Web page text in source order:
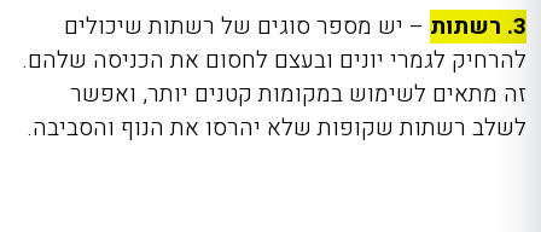
3. רשתות
– יש מספר סוגים של רשתות שיכולים
להרחיק לגמרי יונים ובעצם לחסום את הכניסה שלהם.
זה מתאים לשימוש במקומות קטנים יותר, ואפשר
לשלב רשתות שקופות שלא יהרסו את הנוף והסביבה.